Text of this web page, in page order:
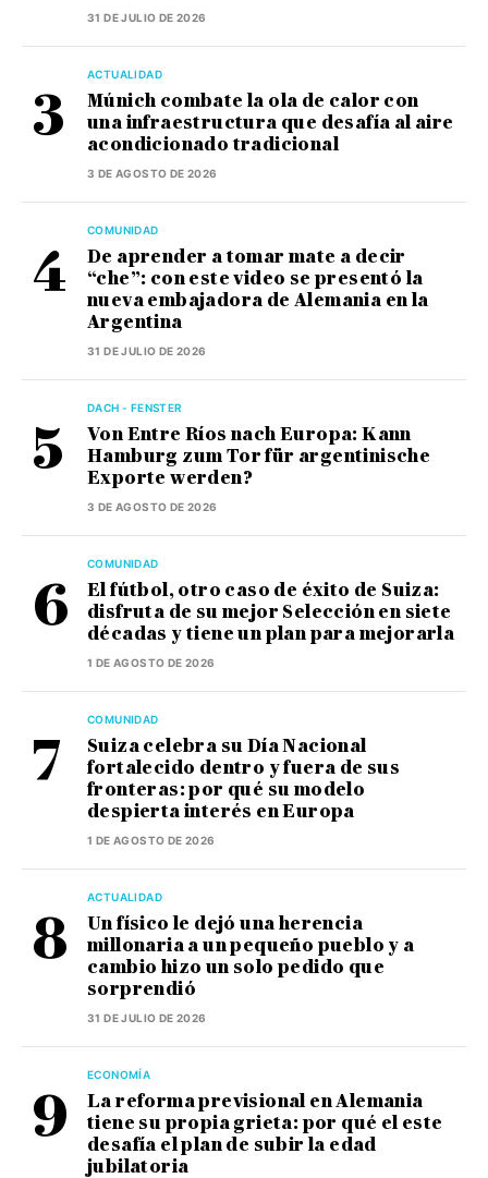
31 DE JULIO DE 2026
ACTUALIDAD
Múnich combate la ola de calor con
una infraestructura que desafía al aire
acondicionado tradicional
3 DE AGOSTO DE 2026
COMUNIDAD
De aprender a tomar mate a decir
“che”: con este video se presentó la
nueva embajadora de Alemania en la
Argentina
31 DE JULIO DE 2026
DACH - FENSTER
Von Entre Ríos nach Europa: Kann
Hamburg zum Tor für argentinische
Exporte werden?
3 DE AGOSTO DE 2026
COMUNIDAD
El fútbol, otro caso de éxito de Suiza:
disfruta de su mejor Selección en siete
décadas y tiene un plan para mejorarla
1 DE AGOSTO DE 2026
COMUNIDAD
Suiza celebra su Día Nacional
fortalecido dentro y fuera de sus
fronteras: por qué su modelo
despierta interés en Europa
1 DE AGOSTO DE 2026
ACTUALIDAD
Un físico le dejó una herencia
millonaria a un pequeño pueblo y a
cambio hizo un solo pedido que
sorprendió
31 DE JULIO DE 2026
ECONOMÍA
La reforma previsional en Alemania
tiene su propia grieta: por qué el este
desafía el plan de subir la edad
jubilatoria